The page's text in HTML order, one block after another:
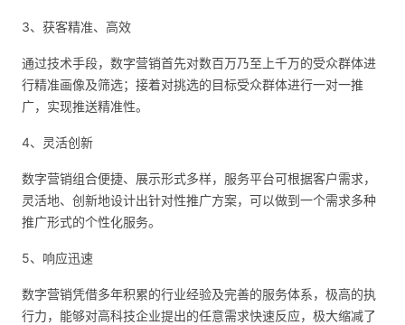
3、获客精准、高效
通过技术手段，数字营销首先对数百万乃至上千万的受众群体进
行精准画像及筛选；接着对挑选的目标受众群体进行一对一推
广，实现推送精准性。
4、灵活创新
数字营销组合便捷、展示形式多样，服务平台可根据客户需求，
灵活地、创新地设计出针对性推广方案，可以做到一个需求多种
推广形式的个性化服务。
5、响应迅速
数字营销凭借多年积累的行业经验及完善的服务体系，极高的执
行力，能够对高科技企业提出的任意需求快速反应，极大缩减了